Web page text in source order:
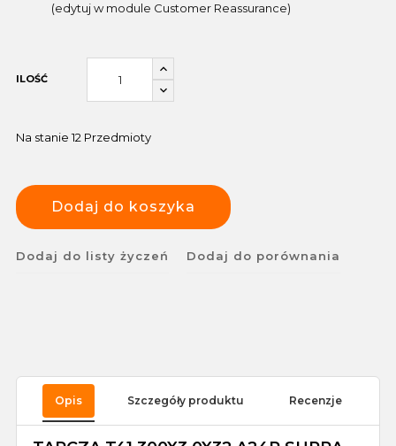
(edytuj w module Customer Reassurance)
ILOŚĆ
Na stanie 12 Przedmioty
Dodaj do koszyka
Dodaj do listy życzeń Dodaj do porównania
Opis Szczegóły produktu Recenzje